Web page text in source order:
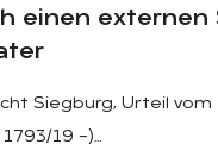
ei­nen
Siegburg, Urteil vom
19 –)…